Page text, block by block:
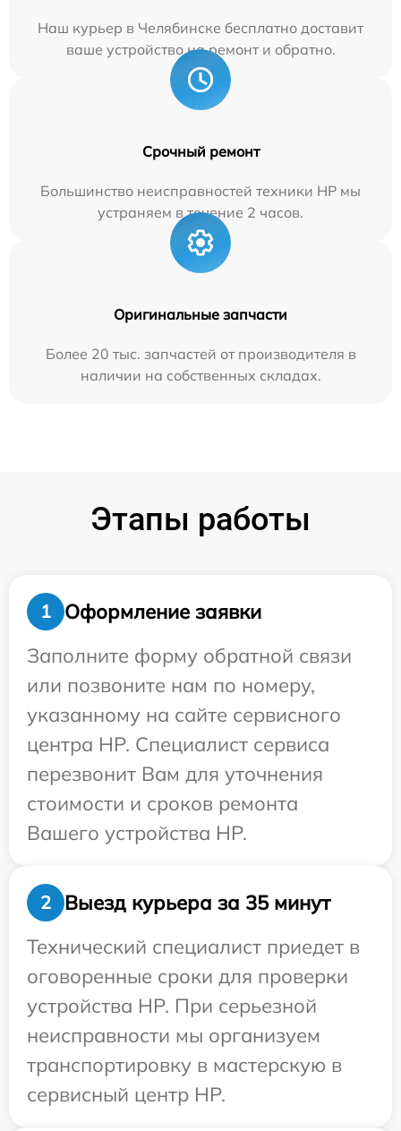
Наш курьер в Челябинске бесплатно доставит
ваше устройство на ремонт и обратно.
Срочный ремонт
Большинство неисправностей техники HP мы
устраняем в течение 2 часов.
Оригинальные запчасти
Более 20 тыс. запчастей от производителя в
наличии на собственных складах.
Этапы работы
1
Оформление заявки
Заполните форму обратной связи
или позвоните нам по номеру,
указанному на сайте сервисного
центра HP. Специалист сервиса
перезвонит Вам для уточнения
стоимости и сроков ремонта
Вашего устройства HP.
2
Выезд курьера за 35 минут
Технический специалист приедет в
оговоренные сроки для проверки
устройства HP. При серьезной
неисправности мы организуем
транспортировку в мастерскую в
сервисный центр HP.